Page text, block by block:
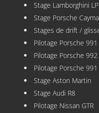
Stage Lamborghini
Stage Porsche
Stages de drift /
Pilotage Porsche 991
Pilotage Porsche 992
Pilotage Porsche 991
Stage Aston Martin
Stage Audi R8
Pilotage Nissan GTR